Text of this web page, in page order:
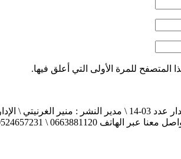
المتصفح للمرة الأولى التي أعلق فيها.